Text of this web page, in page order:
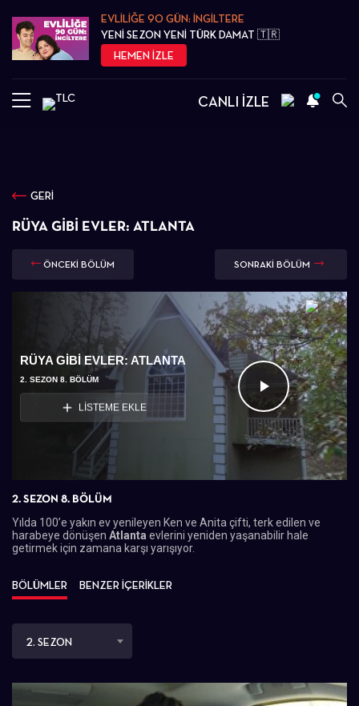
EVLİLİĞE 90 GÜN: İNGİLTERE
YENİ SEZON YENİ TÜRK DAMAT 🇹🇷
HEMEN İZLE
CANLI İZLE
GERİ
RÜYA GIBI EVLER: ATLANTA
ÖNCEKİ BÖLÜM SONRAKİ BÖLÜM
Videoyu
Oynat
RÜYA GIBI EVLER: ATLANTA
2. SEZON 8. BÖLÜM
LİSTEME EKLE
2. SEZON 8. BÖLÜM
Yılda 100’e yakın ev yenileyen Ken ve Anita çifti, terk edilen ve
harabeye dönüşen Atlanta evlerini yeniden yaşanabilir hale
getirmek için zamana karşı yarışıyor.
BÖLÜMLER BENZER İÇERİKLER
2. SEZON